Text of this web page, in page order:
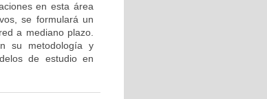
en esta área
se formulará un
a mediano plazo.
su metodología y
de estudio en